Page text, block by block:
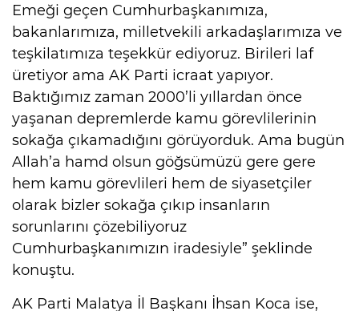
Emeği geçen Cumhurbaşkanımıza,
bakanlarımıza, milletvekili arkadaşlarımıza ve
teşkilatımıza teşekkür ediyoruz. Birileri laf
üretiyor ama AK Parti icraat yapıyor.
Baktığımız zaman 2000’li yıllardan önce
yaşanan depremlerde kamu görevlilerinin
sokağa çıkamadığını görüyorduk. Ama bugün
Allah’a hamd olsun göğsümüzü gere gere
hem kamu görevlileri hem de siyasetçiler
olarak bizler sokağa çıkıp insanların
sorunlarını çözebiliyoruz
Cumhurbaşkanımızın iradesiyle” şeklinde
konuştu.
AK Parti Malatya İl Başkanı İhsan Koca ise,